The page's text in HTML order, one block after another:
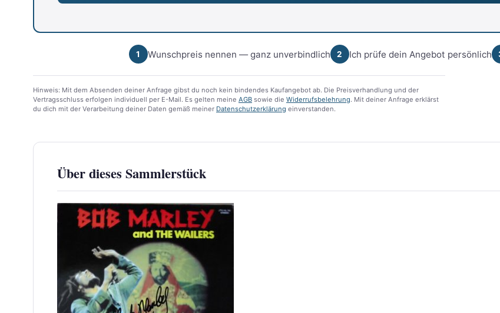
1 Wunschpreis nennen — ganz unverbindlich 2 Ich prüfe dein Angebot persönlich
Hinweis: Mit dem Absenden deiner Anfrage gibst du noch kein bindendes Kaufangebot ab. Die Preisverhandlung und der
Vertragsschluss erfolgen individuell per E-Mail. Es gelten meine AGB sowie die Widerrufsbelehrung. Mit deiner Anfrage erklärst
du dich mit der Verarbeitung deiner Daten gemäß meiner Datenschutzerklärung einverstanden.
Über dieses Sammlerstück